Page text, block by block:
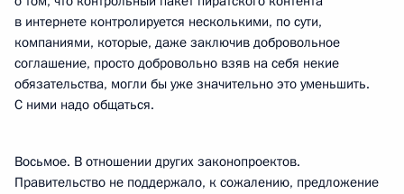
в интернете контролируется несколькими, по сути,
компаниями, которые, даже заключив добровольное
соглашение, просто добровольно взяв на себя некие
обязательства, могли бы уже значительно это уменьшить.
С ними надо общаться.
Восьмое. В отношении других законопроектов.
Правительство не поддержало, к сожалению, предложение